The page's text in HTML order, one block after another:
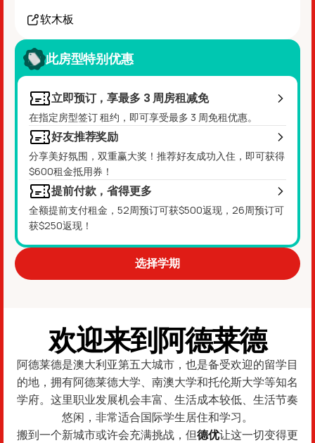
软木板
此房型特别优惠
立即预订，享最多 3 周房租减免
在指定房型签订 租约，即可享受最多 3 周免租优惠。
好友推荐奖励
分享美好氛围，双重赢大奖！推荐好友成功入住，即可获得
$600租金抵用券！
提前付款，省得更多
全额提前支付租金，52周预订可获$500返现，26周预订可
获$250返现！
选择学期
欢迎来到阿德莱德
阿德莱德是澳大利亚第五大城市，也是备受欢迎的留学目
的地，拥有阿德莱德大学、南澳大学和托伦斯大学等知名
学府。这里职业发展机会丰富、生活成本较低、生活节奏
悠闲，非常适合国际学生居住和学习。
搬到一个新城市或许会充满挑战，但德优让这一切变得更